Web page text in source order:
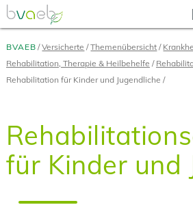
Zum
Seiteninhalt
springen
Zur
Navigation
springen
Zur
Mobilen
Navigation
BVAEB Versicherte Themenübersicht
Rehabilitation, Therapie & Heilbehelfe
Rehabilitation für Kinder und Jugendliche
für Kinder und